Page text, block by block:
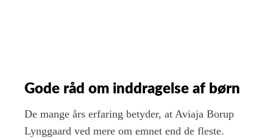
Gode råd om inddragelse af børn
De mange års erfaring betyder, at Aviaja Borup
Lynggaard ved mere om emnet end de fleste.